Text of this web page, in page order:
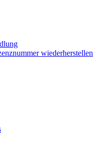
wiederherstellen